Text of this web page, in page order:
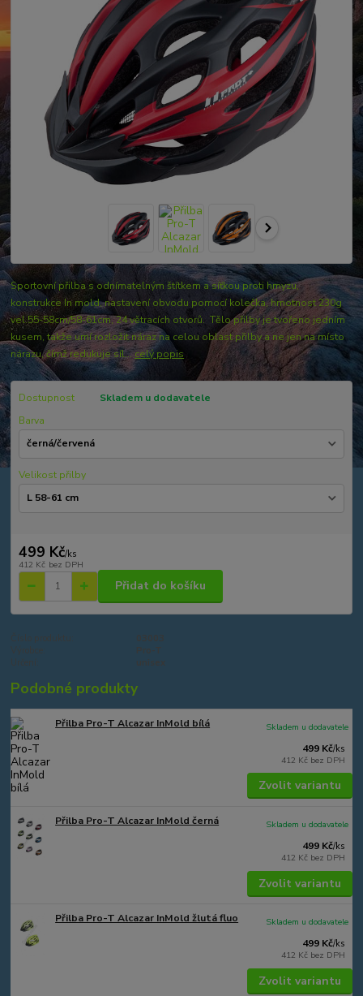
Sportovní přilba s odnímatelným štítkem a síťkou proti hmyzu,
konstrukce In mold, nastavení obvodu pomocí kolečka, hmotnost 230g
vel.55-58cm/58-61cm, 24 větracích otvorů. Tělo přilby je tvořeno jedním
kusem, takže umí rozložit náraz na celou oblast přilby a ne jen na místo
nárazu, čímž redukuje síl...celý popis
Dostupnost
Skladem u dodavatele
Barva
Velikost přilby
499 Kč/ks
412 Kč bez DPH
Přidat do košíku
Podobné produkty
Přilba Pro-T Alcazar InMold bílá
499 Kč/ks
412 Kč bez DPH
Skladem u dodavatele
Zvolit variantu
Přilba Pro-T Alcazar InMold černá
499 Kč/ks
412 Kč bez DPH
Skladem u dodavatele
Zvolit variantu
Přilba Pro-T Alcazar InMold žlutá fluo
499 Kč/ks
412 Kč bez DPH
Skladem u dodavatele
Zvolit variantu